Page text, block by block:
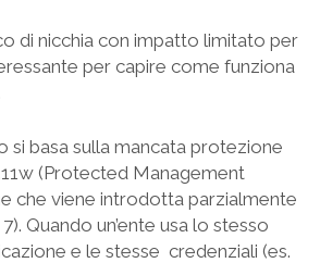
di nicchia con impatto limitato per
per capire come funziona
si basa sulla mancata protezione
(Protected Management
che viene introdotta parzialmente
Quando un’ente usa lo stesso
e le stesse credenziali (es.